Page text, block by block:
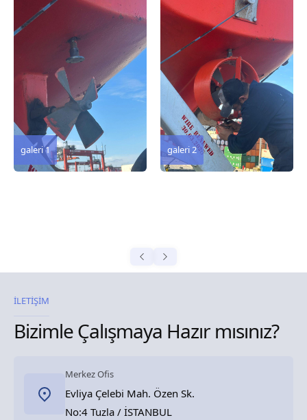
galeri 2
galeri 3
İLETİŞİM
Bizimle Çalışmaya Hazır mısınız?
Merkez Ofis
Evliya Çelebi Mah. Özen Sk.
No:4 Tuzla / İSTANBUL